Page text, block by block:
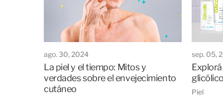
ago. 30, 2024
La piel y el tiempo: Mitos y
verdades sobre el envejecimiento
cutáneo
sep. 05,
Piel